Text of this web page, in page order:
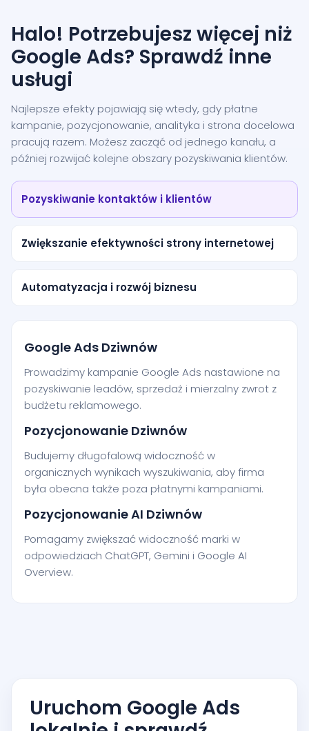
Halo! Potrzebujesz więcej niż
Google Ads? Sprawdź inne
usługi
Najlepsze efekty pojawiają się wtedy, gdy płatne
kampanie, pozycjonowanie, analityka i strona docelowa
pracują razem. Możesz zacząć od jednego kanału, a
później rozwijać kolejne obszary pozyskiwania klientów.
Pozyskiwanie kontaktów i klientów
Zwiększanie efektywności strony internetowej
Automatyzacja i rozwój biznesu
Google Ads Dziwnów
Prowadzimy kampanie Google Ads nastawione na
pozyskiwanie leadów, sprzedaż i mierzalny zwrot z
budżetu reklamowego.
Pozycjonowanie Dziwnów
Budujemy długofalową widoczność w
organicznych wynikach wyszukiwania, aby firma
była obecna także poza płatnymi kampaniami.
Pozycjonowanie AI Dziwnów
Pomagamy zwiększać widoczność marki w
odpowiedziach ChatGPT, Gemini i Google AI
Overview.
Uruchom Google Ads